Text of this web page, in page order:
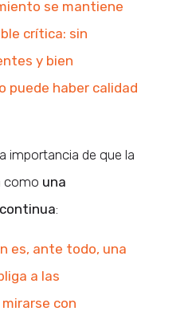
se mantiene
crítica: sin
y bien
puede haber calidad
importancia de que la
como una
:
es, ante todo, una
a las
con